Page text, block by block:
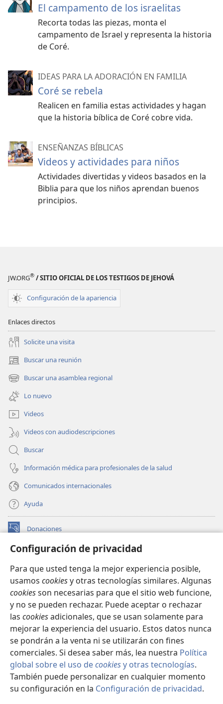
Configuración de privacidad
Para que usted tenga la mejor experiencia posible,
usamos cookiesy otras tecnologías similares. Algunas
cookiesson necesarias para que el sitio web funcione,
y no se pueden rechazar. Puede aceptar o rechazar
las cookiesadicionales, que se usan solamente para
mejorar la experiencia del usuario. Estos datos nunca
se pondrán a la venta ni se utilizarán con fines
comerciales. Si desea saber más, lea nuestra Política
global sobre el uso decookiesy otras tecnologías.
También puede personalizar en cualquier momento
su configuración en la Configuración de privacidad.
El campamento de los israelitas
Recorta todas las piezas, monta el
campamento de Israel y representa la historia
de Coré.
IDEAS PARA LA ADORACIÓN EN FAMILIA
Coré se rebela
Realicen en familia estas actividades y hagan
que la historia bíblica de Coré cobre vida.
ENSEÑANZAS BÍBLICAS
Videos y actividades para niños
Actividades divertidas y videos basados en la
Biblia para que los niños aprendan buenos
principios.
JW.ORG® / SITIO OFICIAL DE LOS TESTIGOS DE JEHOVÁ
Configuración de la apariencia
Enlaces directos
Solicite una visita
Buscar una reunión
(abre
una
nueva
ventana)
Buscar una asamblea regional
(abre
una
nueva
ventana)
Lo nuevo
Videos
Videos con audiodescripciones
Buscar
Información médica para profesionales de la salud
Comunicados internacionales
Ayuda
Donaciones
(abre
nueva BIBLIOTECA EN LÍNEA Watchtower™
una
nueva
ventana)
JW Hub
(abre
una
nueva
ventana)
JW Library
Watchtower Library
Copyright© 2026 Watch Tower Bible and Tract Society of Pennsylvania.
CONDICIONES DE USO|POLÍTICA DE PRIVACIDAD|
CONFIGURACIÓN DE PRIVACIDAD